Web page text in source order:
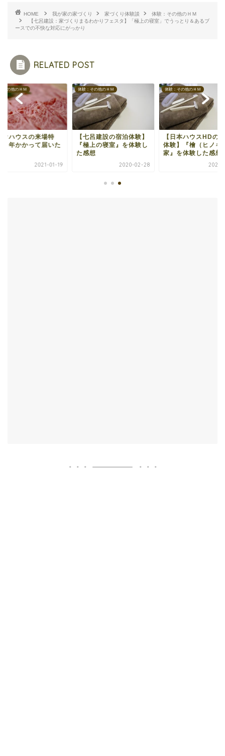
HOME 我が家の家づくり 家づくり体験談
体験：その他のＨＭ
【七呂建設：家づくりまるわかりフェスタ】「極上の寝室」でうっとり＆あるブ
ースでの不快な対応にがっかり
RELATED POST
その他のＨＭ
呂建設の宿泊体験】
上の寝室』を体験し
2020-02-28
体験：その他のＨＭ
【日本ハウスHDの宿泊
体験】『檜（ヒノキ）の
家』を体験した感想
2020-01-11
体験：その他のＨＭ
【レオハウスの来場
典】１年かかって届
お肉
2021-